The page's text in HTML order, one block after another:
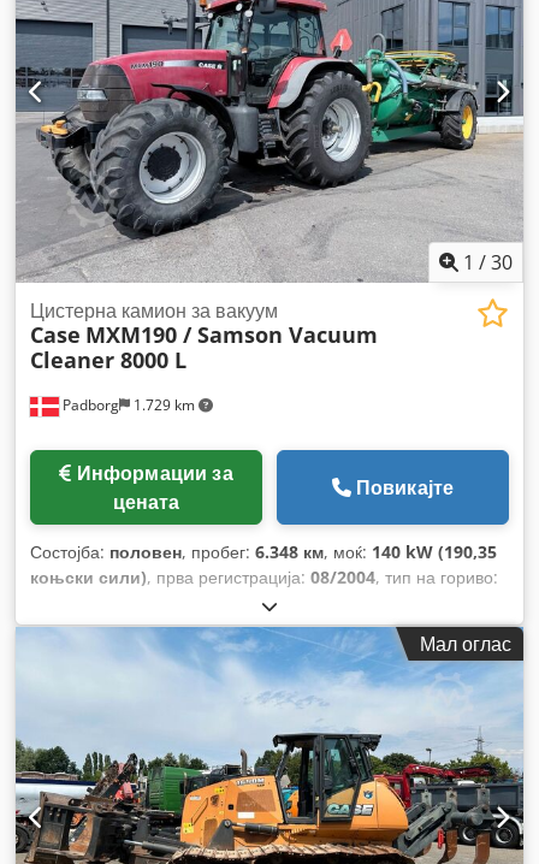
1 /30
Padborg 1.729 km
Цистерна камион за вакуум
Case MXM190 / Samson Vacuum
Cleaner 8000 L
цената
Повикајте
Состојба: половен, пробег: 6.348 км, моќ: 140 kW (190,35
коњски сили), прва регистрација: 08/2004, тип на гориво:
2004
Мал оглас